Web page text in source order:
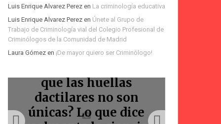
Luis Enrique Alvarez Perezen La criminología educativa
Luis Enrique Alvarez Perezen Únete al Grupo de
Trabajo de Criminología vial del Colegio Profesional de
Criminólogos de la Comunidad de Madrid
Laura Gómezen ¡De mayor quiero ser Criminólogo!
Bienvenidos
criminólogos
Podcast: Homicidios
viales
Podcast Voces Amigas:
La Marquesina
Te espero en la Feria
del Libro de Madrid:
firma de «La
Marquesina»
que las huellas
dactilares no son
únicas? Lo que dice